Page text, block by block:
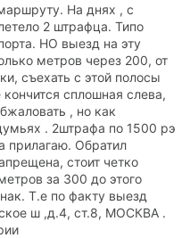
На днях , с
2 штрафца. Типо
НО выезд на эту
метров через 200, от
съехать с этой полосы
сплошная слева,
, но как
. 2штрафа по 1500 рэ
прилагаю. Обратил
стоит четко
за 300 до этого
Т.е по факту выезд
ш ,д.4, ст.8, МОСКВА .